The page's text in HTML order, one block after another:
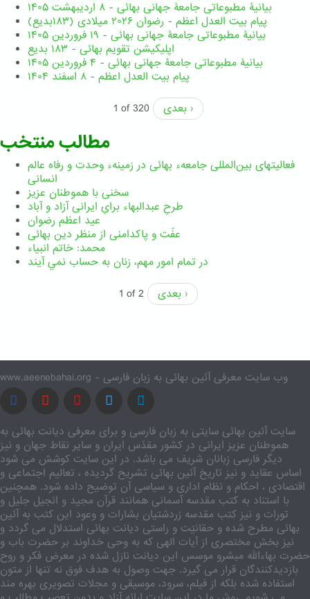
بیانیۀ مطبوعاتی جامعۀ جهانی بهائی - ۸ اردیبهشت ۱۴۰۵
پیام بیت العدل اعظم - رضوان ۲۰۲۶ میلادی (۱۸۳بدیع)
بیانیۀ مطبوعاتی جامعۀ جهانی بهائی - ۱۹ فروردین ۱۴۰۵
اپلیکیشن تقویم بهائی - ۱۸۳ بدیع
بیانیۀ مطبوعاتی جامعۀ جهانی بهائی - ۴ فروردین ۱۴۰۵
پیام بیت العدل اعظم - ۸ اسفند ۱۴۰۴
1 of 320
بعدی ›
مطالب منتخب
فعالیتهای بین‌المللی جامعهء بهائی در زمینهء وحدت و رفاه عالم
انسانی
سخنی با هموطنان عزیز
طرحِ عبدالبهاء برایِ ایرانی آزاد و آباد
عید اعظم رضوان
عفّت و پاکدامنی از منظر دین بهائی
محمد: خاتم انبیاء
در تمام امور مهم،‌ زنان به حساب نمي آيند
1 of 2
بعدی ›
www.aeenebahai.org - وب سایت معرفی آئین بهائی به زبان فارسی
سایت آئین بهائی سایتی به زبان فارسی و برای معرفی دیانت بهائی به
هموطنان عزیز ایرانی در کشور مقدّس ایران و سایر نقاط جهان و نیز
دیگر فارسی زبانان شریف می باشد. در این سایت کوشش می شود
اساس عقاید و نیز تاریخ آئین بهائی تشریح گردیده ، تعالیم اجتماعی و
اقتصادی ، احکام و نظام اداری و سیاسی آن توضیح داده شود. همچنین
با استناد به کتب مقدسه آسمانی همانند قرآن مجید و انجیل جلیل و
تورات و نیز کتب مقدسه زردشتیان بشارات و وعود این کتب به آئین
بهائی مطرح شده و حقانیّت و راستی دیانت بهائی استدلال می گردد و
نیز بخش مختصری از آیات الهی که به وحی خداوند بر حضرت باب و
حضرت بهاءالله مبشرو موسس این دیانت نازل شده در معرض فکر و روح
بازدیدکنندگان قرار می گیرد. جهت وصول به هدف فوق نه تنها از متون
استفاده شده بلکه از فیلم، سرود، موسیقی و مجلات تصویری بهره مند